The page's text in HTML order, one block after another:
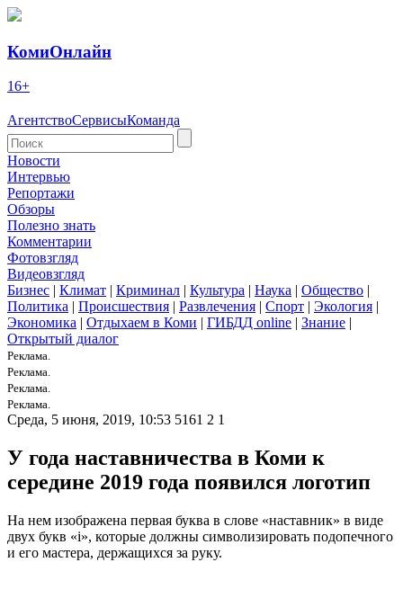
КомиОнлайн
16+
АгентствоСервисыКоманда
Новости
Интервью
Репортажи
Обзоры
Полезно знать
Комментарии
Фотовзгляд
Видеовзгляд
Бизнес | Климат | Криминал | Культура | Наука | Общество |
Политика | Происшествия | Развлечения | Спорт | Экология |
Экономика | Отдыхаем в Коми | ГИБДД online | Знание |
Открытый диалог
Реклама.
Реклама.
Реклама.
Реклама.
Среда, 5 июня, 2019, 10:53 5161 2 1
У года наставничества в Коми к
середине 2019 года появился логотип
На нем изображена первая буква в слове «наставник» в виде
двух букв «i», которые должны символизировать подопечного
и его мастера, держащихся за руку.